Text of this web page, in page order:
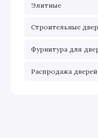
Элитные
Строительные
Фурнитура для
Распродажа дверей